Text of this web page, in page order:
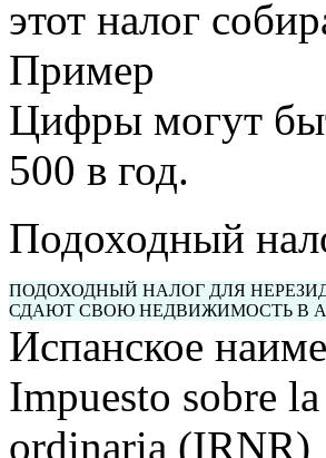
этот налог
Пример
Цифры могут
500 в год.
Подоходный
ПОДОХОДНЫЙ НАЛОГ ДЛЯ
СДАЮТ СВОЮ НЕДВИЖИМОСТЬ В
Испанское
Impuesto sobre
ordinaria (IRNR)